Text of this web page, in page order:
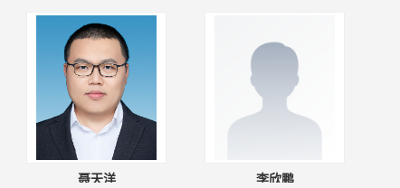
聂天洋 李欣鹏